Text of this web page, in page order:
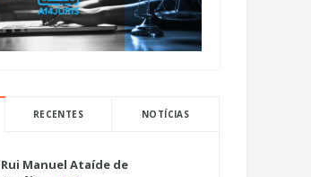
RECENTES NOTÍCIAS
Rui Manuel Ataíde de